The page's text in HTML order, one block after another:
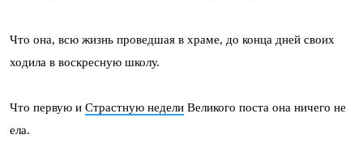
Что она, всю жизнь проведшая в храме, до конца дней своих
ходила в воскресную школу.
Что первую и Страстную недели Великого поста она ничего не
ела.